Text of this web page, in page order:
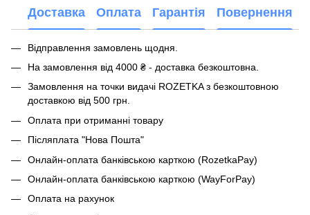
Доставка Оплата Гарантія Повернення
Відправлення замовлень щодня.
На замовлення від 4000 ₴ - доставка безкоштовна.
Замовлення на точки видачі ROZETKA з безкоштовною
доставкою від 500 грн.
Оплата при отриманні товару
Післяплата "Нова Пошта"
Онлайн-оплата банківською карткою (RozetkaPay)
Онлайн-оплата банківською карткою (WayForPay)
Оплата на рахунок